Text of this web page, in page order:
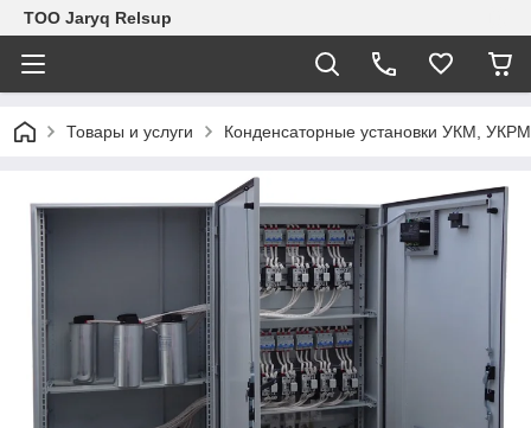
ТОО Jaryq Relsup
Товары и услуги Конденсаторные установки УКМ,